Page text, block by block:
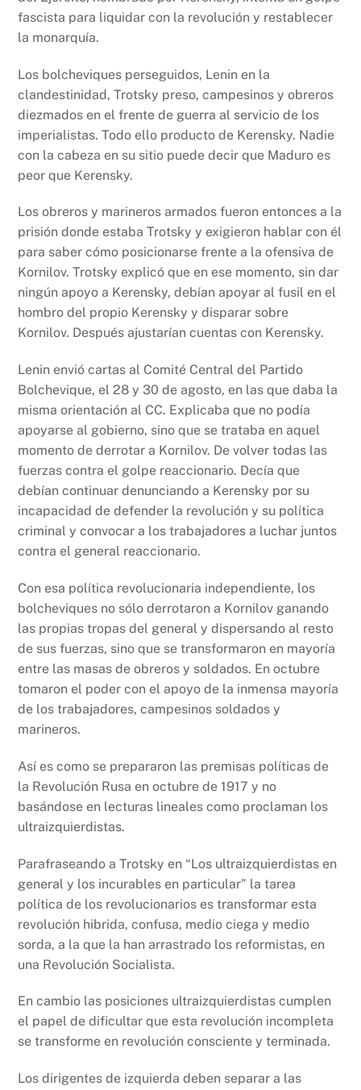
fascista para liquidar con la revolución y restablecer
la monarquía.
Los bolcheviques perseguidos, Lenin en la
clandestinidad, Trotsky preso, campesinos y obreros
diezmados en el frente de guerra al servicio de los
imperialistas. Todo ello producto de Kerensky. Nadie
con la cabeza en su sitio puede decir que Maduro es
peor que Kerensky.
Los obreros y marineros armados fueron entonces a la
prisión donde estaba Trotsky y exigieron hablar con él
para saber cómo posicionarse frente a la ofensiva de
Kornilov. Trotsky explicó que en ese momento, sin dar
ningún apoyo a Kerensky, debían apoyar al fusil en el
hombro del propio Kerensky y disparar sobre
Kornilov. Después ajustarían cuentas con Kerensky.
Lenin envió cartas al Comité Central del Partido
Bolchevique, el 28 y 30 de agosto, en las que daba la
misma orientación al CC. Explicaba que no podía
apoyarse al gobierno, sino que se trataba en aquel
momento de derrotar a Kornilov. De volver todas las
fuerzas contra el golpe reaccionario. Decía que
debían continuar denunciando a Kerensky por su
incapacidad de defender la revolución y su política
criminal y convocar a los trabajadores a luchar juntos
contra el general reaccionario.
Con esa política revolucionaria independiente, los
bolcheviques no sólo derrotaron a Kornilov ganando
las propias tropas del general y dispersando al resto
de sus fuerzas, sino que se transformaron en mayoría
entre las masas de obreros y soldados. En octubre
tomaron el poder con el apoyo de la inmensa mayoría
de los trabajadores, campesinos soldados y
marineros.
Así es como se prepararon las premisas políticas de
la Revolución Rusa en octubre de 1917 y no
basándose en lecturas lineales como proclaman los
ultraizquierdistas.
Parafraseando a Trotsky en “Los ultraizquierdistas en
general y los incurables en particular” la tarea
política de los revolucionarios es transformar esta
revolución hibrida, confusa, medio ciega y medio
sorda, a la que la han arrastrado los reformistas, en
una Revolución Socialista.
En cambio las posiciones ultraizquierdistas cumplen
el papel de dificultar que esta revolución incompleta
se transforme en revolución consciente y terminada.
Los dirigentes de izquierda deben separar a las